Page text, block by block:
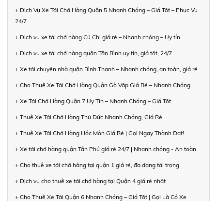
+ Dịch Vụ Xe Tải Chở Hàng Quận 5 Nhanh Chóng – Giá Tốt – Phục Vụ
24/7
+ Dịch vụ xe tải chở hàng Củ Chi giá rẻ – Nhanh chóng – Uy tín
+ Dịch vụ xe tải chở hàng quận Tân Bình uy tín, giá tốt, 24/7
+ Xe tải chuyển nhà quận Bình Thạnh – Nhanh chóng, an toàn, giá rẻ
+ Cho Thuê Xe Tải Chở Hàng Quận Gò Vấp Giá Rẻ – Nhanh Chóng
+ Xe Tải Chở Hàng Quận 7 Uy Tín – Nhanh Chóng – Giá Tốt
+ Thuê Xe Tải Chở Hàng Thủ Đức Nhanh Chóng, Giá Rẻ
+ Thuê Xe Tải Chở Hàng Hóc Môn Giá Rẻ | Gọi Ngay Thành Đạt!
+ Xe tải chở hàng quận Tân Phú giá rẻ 24/7 | Nhanh chóng - An toàn
+ Cho thuê xe tải chở hàng tại quận 1 giá rẻ, đa dạng tải trọng
+ Dịch vụ cho thuê xe tải chở hàng tại Quận 4 giá rẻ nhất
+ Cho Thuê Xe Tải Quận 6 Nhanh Chóng – Giá Tốt | Gọi Là Có Xe